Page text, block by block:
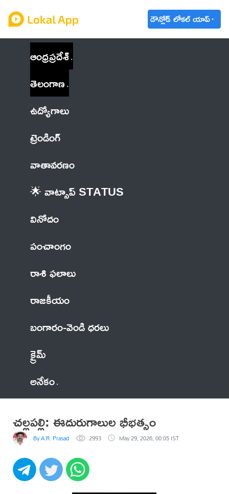
డౌన్లోడ్ లోకల్ యాప్
ఆంధ్రప్రదేశ్
తెలంగాణ
ఉద్యోగాలు
ట్రెండింగ్
వాతావరణం
🌟 వాట్సాప్ STATUS
వినోదం
పంచాంగం
రాశి ఫలాలు
రాజకీయం
బంగారం-వెండి ధరలు
క్రైమ్
అనేకం
చల్లపల్లి: ఈదురుగాలుల భీభత్సం
By A.R. Prasad 2993 May 29, 2026, 00:05 IST